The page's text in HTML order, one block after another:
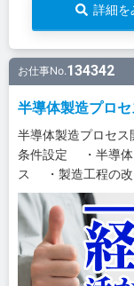
詳細を
お仕事No.134342
半導体製造プロ
半導体製造プロセ
条件設定 ・半導体
ス ・製造工程の改